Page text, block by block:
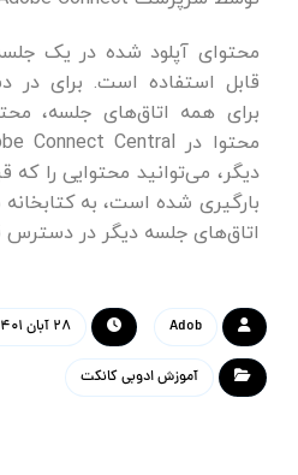
محتوای آپلود شده در یک
قابل استفاده است. برای در
برای همه اتاق‌های جلسه،
دیگر، می‌توانید محتوایی را
بارگیری شده است، به کتابخانه
اتاق‌های جلسه دیگر در دسترس
Adob ۲۸ آبان ۱۴۰۱
آموزش ادوبی کانکت